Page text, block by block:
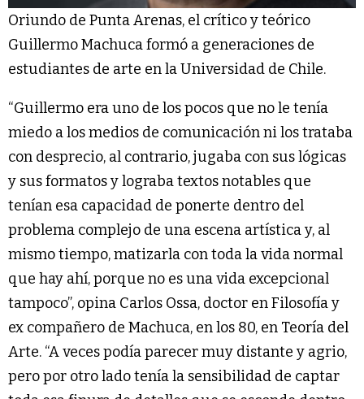
Oriundo de Punta Arenas, el crítico y teórico
Guillermo Machuca formó a generaciones de
estudiantes de arte en la Universidad de Chile.
“Guillermo era uno de los pocos que no le tenía
miedo a los medios de comunicación ni los trataba
con desprecio, al contrario, jugaba con sus lógicas
y sus formatos y lograba textos notables que
tenían esa capacidad de ponerte dentro del
problema complejo de una escena artística y, al
mismo tiempo, matizarla con toda la vida normal
que hay ahí, porque no es una vida excepcional
tampoco”, opina Carlos Ossa, doctor en Filosofía y
ex compañero de Machuca, en los 80, en Teoría del
Arte. “A veces podía parecer muy distante y agrio,
pero por otro lado tenía la sensibilidad de captar